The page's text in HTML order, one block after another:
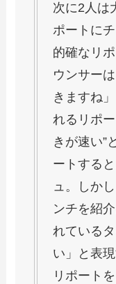
次に2人は
ポートに
的確なリ
ウンサー
きますね
れるリポ
きが速い”
ートする
ュ。しか
ンチを紹
れている
い」と表
リポート